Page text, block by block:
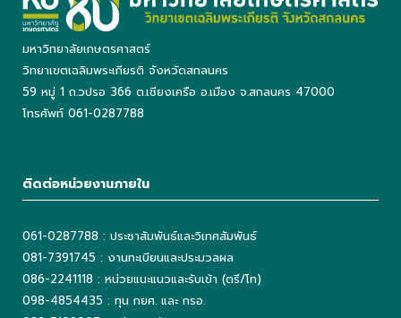
มหาวิทยาลัยเกษตรศาสตร์
วิทยาเขตเฉลิมพระเกียรติ จังหวัดสกลนคร
59 หมู่ 1 ถ.วปรอ 366 ต.เชียงเครือ อ.เมือง จ.สกลนคร 47000
โทรศัพท์ 061-0287788
ติดต่อหน่วยงานภายใน
061-0287788 : ประชาสัมพันธ์และวิเทศสัมพันธ์
081-7391745 : งานทะเบียนและประมวลผล
086-2241118 : หน่วยแนะแนวและรับเข้า (ตรี/โท)
098-4854435 : ทุน กยศ. และ กรอ.